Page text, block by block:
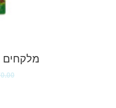
מלקחים